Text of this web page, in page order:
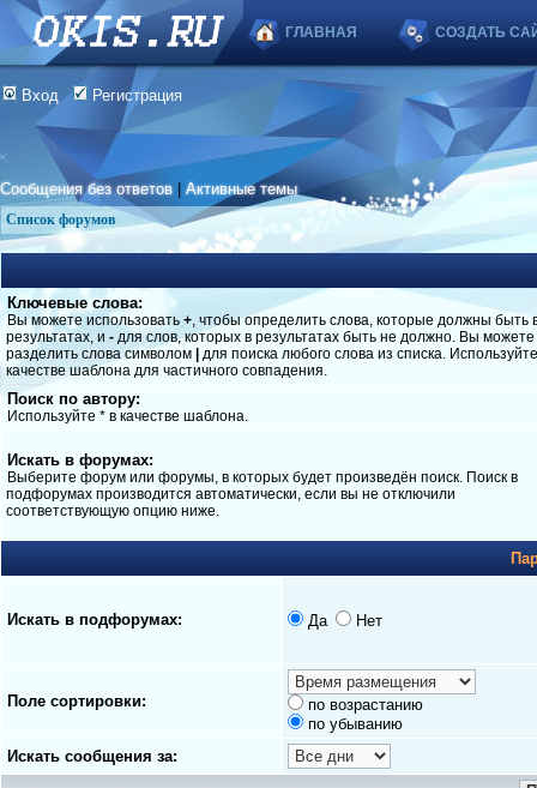
ГЛАВНАЯ СОЗДАТЬ
Вход Регистрация
Сообщения без ответов |Активные темы
Список форумов
Ключевые слова:
Вы можете использовать +, чтобы определить слова, которые должны быть
результатах, и - для слов, которых в результатах быть не должно. Вы можете
разделить слова символом
для поиска любого слова из списка.
качестве шаблона для частичного совпадения.
Поиск по автору:
Используйте * в качестве шаблона.
Искать в форумах:
Выберите форум или форумы, в которых будет произведён поиск. Поиск в
подфорумах производится автоматически, если вы не отключили
соответствующую опцию ниже.
Искать в подфорумах: Да Нет
Поле сортировки:
по возрастанию
по убыванию
Искать сообщения за: